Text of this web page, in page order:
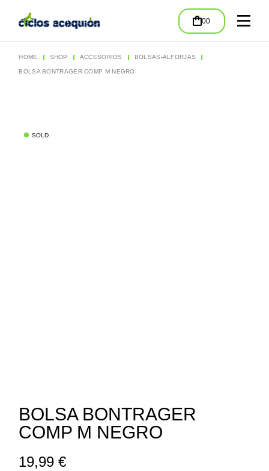
00
HOME SHOP ACCESORIOS BOLSAS-ALFORJAS
BOLSA BONTRAGER COMP M NEGRO
SOLD
BOLSA BONTRAGER
COMP M NEGRO
19,99€